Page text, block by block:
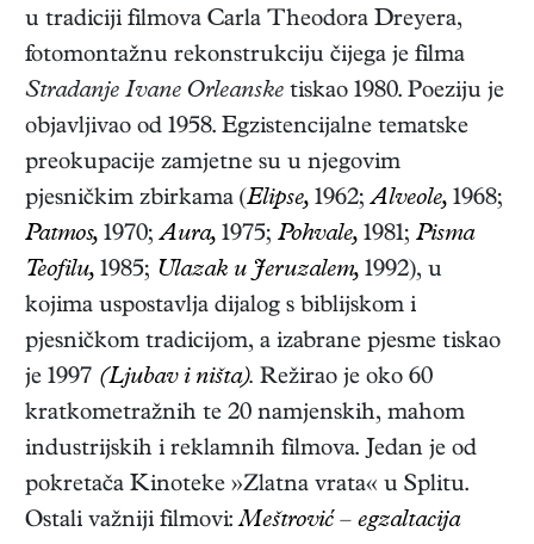
u tradiciji filmova Carla Theodora Dreyera,
fotomontažnu rekonstrukciju čijega je filma
Stradanje Ivane Orleanske tiskao 1980. Poeziju je
objavljivao od 1958. Egzistencijalne tematske
preokupacije zamjetne su u njegovim
pjesničkim zbirkama (Elipse, 1962;Alveole, 1968;
Patmos, 1970;Aura, 1975; Pohvale, 1981; Pisma
Teofilu, 1985; Ulazak u Jeruzalem, 1992), u
kojima uspostavlja dijalog s biblijskom i
pjesničkom tradicijom, a izabrane pjesme tiskao
je 1997 (Ljubav i ništa). Režirao je oko 60
kratkometražnih te 20 namjenskih, mahom
industrijskih i reklamnih filmova. Jedan je od
pokretača Kinoteke »Zlatna vrata« u Splitu.
Ostali važniji filmovi:Meštrović – egzaltacija